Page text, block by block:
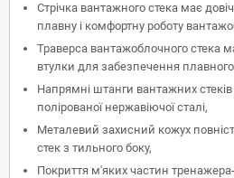
Стрічка вантажного стека має
плавну і комфортну роботу
Траверса вантажоблочного стека
втулки для забезпечення
Напрямні штанги вантажних стеків
полірованої нержавіючої сталі,
Металевий захисний кожух
стек з тильного боку,
Покриття м'яких частин